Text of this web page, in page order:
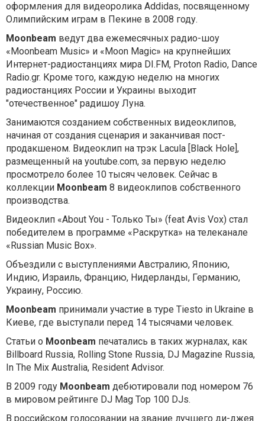
оформления для видеоролика Addidas, посвященному
Олимпийским играм в Пекине в 2008 году.
Moonbeam ведут два ежемесячных радио-шоу
«Moonbeam Music» и «Moon Magic» на крупнейших
Интернет-радиостанциях мира DI.FM, Proton Radio, Dance
Radio.gr. Кроме того, каждую неделю на многих
радиостанциях России и Украины выходит
"отечественное" радишоу Луна.
Занимаются созданием собственных видеоклипов,
начиная от создания сценария и заканчивая пост-
продакшеном. Видеоклип на трэк Lacula [Black Hole],
размещенный на youtube.com, за первую неделю
просмотрело более 10 тысяч человек. Сейчас в
коллекции Moonbeam 8 видеоклипов собственного
производства.
Видеоклип «About You - Только Ты» (feat Avis Vox) стал
победителем в программе «Раскрутка» на телеканале
«Russian Music Box».
Объездили с выступлениями Австралию, Японию,
Индию, Израиль, Францию, Нидерланды, Германию,
Украину, Россию.
Moonbeam принимали участие в туре Tiesto in Ukraine в
Киеве, где выступали перед 14 тысячами человек.
Статьи о Moonbeam печатались в таких журналах, как
Billboard Russia, Rolling Stone Russia, DJ Magazine Russia,
In The Mix Australia, Resident Advisor.
В 2009 году Moonbeam дебютировали под номером 76
в мировом рейтинге DJ Mag Top 100 DJs.
В российском голосовании на звание лучшего ди-джея